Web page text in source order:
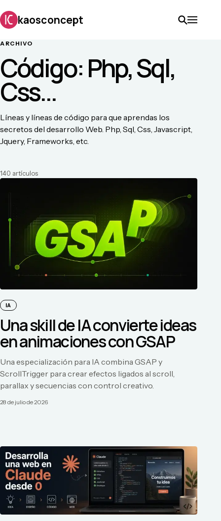
kaosconcept
ARCHIVO
Código: Php, Sql,
Css...
Líneas y líneas de código para que aprendas los
secretos del desarrollo Web. Php, Sql, Css, Javascript,
Jquery, Frameworks, etc.
140 artículos
IA
Una skill de IA convierte ideas
en animaciones con GSAP
Una especialización para IA combina GSAP y
ScrollTrigger para crear efectos ligados al scroll,
parallax y secuencias con control creativo.
28 de julio de 2026